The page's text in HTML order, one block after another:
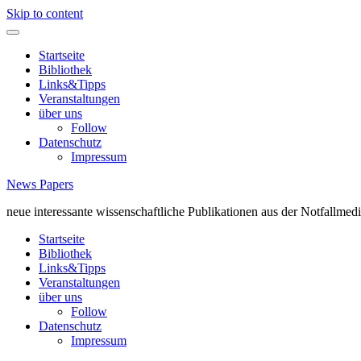
Skip to content
Startseite
Bibliothek
Links&Tipps
Veranstaltungen
über uns
Follow
Datenschutz
Impressum
News Papers
neue interessante wissenschaftliche Publikationen aus der
Startseite
Bibliothek
Links&Tipps
Veranstaltungen
über uns
Follow
Datenschutz
Impressum